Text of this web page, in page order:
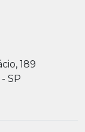
189
SP